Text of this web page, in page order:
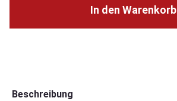
In den Warenkorb
Beschreibung